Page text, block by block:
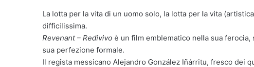
La lotta per la vita di un uomo solo, la lotta per la vita
difficilissima.
Revenant – Redivivo è un film emblematico nella sua
sua perfezione formale.
Il regista messicano Alejandro González Iñárritu, fresco dei